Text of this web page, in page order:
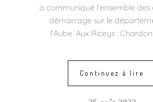
a communiqué l’ensemble des
démarrage sur le
l’Aube. Aux Riceys :
Continuez à lire